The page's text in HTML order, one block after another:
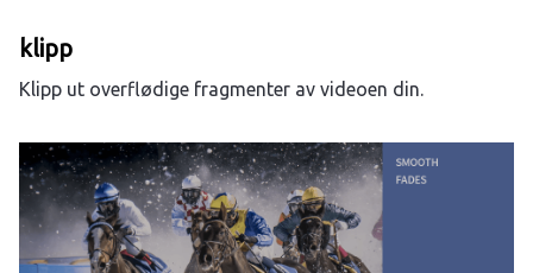
klipp
Klipp ut overflødige fragmenter av videoen din.